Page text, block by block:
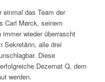
einmal das Team der
Carl Mørck, seinem
wieder überrascht
Sekretärin, alle drei
Diese
Dezernat Q, dem
werden.